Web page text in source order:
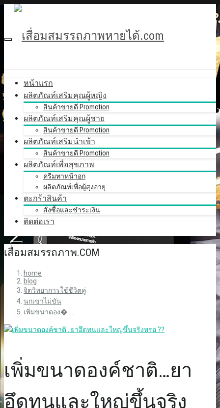
หน้าแรก
ผลิตภัณท์เสริมคุณผู้หญิง
สินค้าขายดี Promotion
ผลิตภัณท์เสริมคุณผู้ชาย
สินค้าขายดี Promotion
ผลิตภัณท์เสริมนำเข้า
สินค้าขายดี Promotion
ผลิตภัณท์เพื่อสุขภาพ
ครีมทาหน้าอก
ผลิตภัณท์เพื่อผู้สุงอายุ
ตะกร้าสินค้า
สั่งซื้อและชำระเงิน
ติดต่อเรา
เสื่อมสมรรถภาพ.COM
home
blog
จิตวิทยาการใช้ชีวิตคู่
นกเขาไม่ขัน
เพิ่มขนาดอง� ...
เพิ่มขนาดองค์ชาติ…ยา
อึดทนและใหญ่ขึ้นจริง